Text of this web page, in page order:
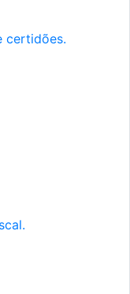
certidões.